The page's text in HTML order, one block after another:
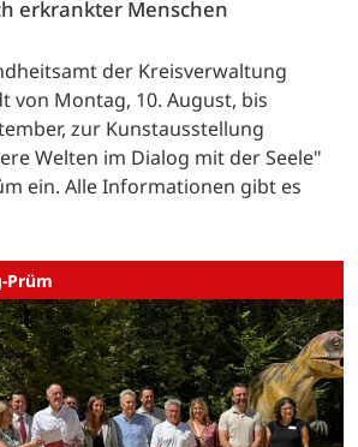
erkrankter Menschen
der Kreisverwaltung
von Montag, 10. August, bis
zur Kunstausstellung
Welten im Dialog mit der Seele"
ein. Alle Informationen gibt es
Prüm